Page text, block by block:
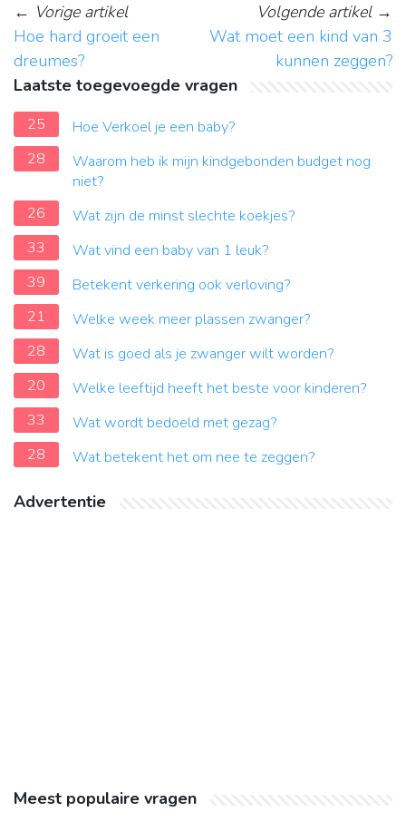
← Vorige artikel
Hoe hard groeit een
dreumes?
Volgende artikel→
Wat moet een kind van 3
kunnen zeggen?
Laatste toegevoegde vragen
25
Hoe Verkoel je een baby?
28
Waarom heb ik mijn kindgebonden budget nog
niet?
26
Wat zijn de minst slechte koekjes?
33
Wat vind een baby van 1 leuk?
39
Betekent verkering ook verloving?
21
Welke week meer plassen zwanger?
28
Wat is goed als je zwanger wilt worden?
20
Welke leeftijd heeft het beste voor kinderen?
33
Wat wordt bedoeld met gezag?
28
Wat betekent het om nee te zeggen?
Advertentie
Meest populaire vragen